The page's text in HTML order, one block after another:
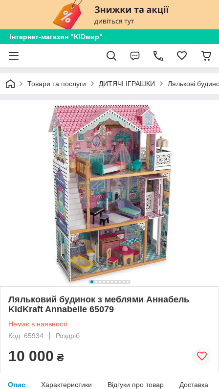
Інтернет-магазин "KIDмир"
Товари та послуги ДИТЯЧІ ІГРАШКИ Лялькові
Ляльковий будинок з меблями Аннабель
KidKraft Annabelle 65079
Немає в наявності
Код: 65934
Роздріб
10 000 ₴
Опис Характеристики Відгуки про товар Доставка